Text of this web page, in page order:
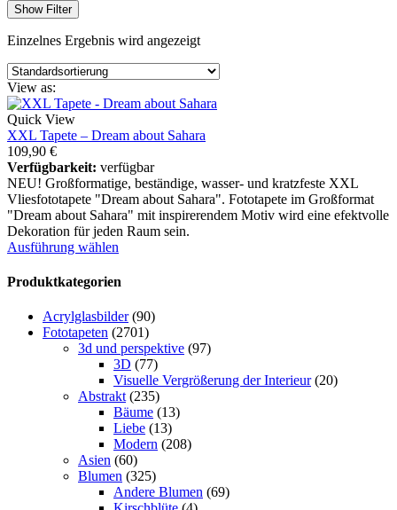
Show Filter
Einzelnes Ergebnis wird angezeigt
View as:
Quick View
XXL Tapete – Dream about Sahara
109,90 €
Verfügbarkeit: verfügbar
NEU! Großformatige, beständige, wasser- und kratzfeste XXL
Vliesfototapete "Dream about Sahara". Fototapete im Großformat
"Dream about Sahara" mit inspirerendem Motiv wird eine efektvolle
Dekoration für jeden Raum sein.
Ausführung wählen
Produktkategorien
Acrylglasbilder (90)
Fototapeten (2701)
3d und perspektive (97)
3D (77)
Visuelle Vergrößerung der Interieur (20)
Abstrakt (235)
Bäume (13)
Liebe (13)
Modern (208)
Asien (60)
Blumen (325)
Andere Blumen (69)